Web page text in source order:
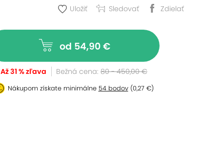
Uložiť Sledovať Zdielať
od 54,90 €
Až 31 % zľava Bežná cena: 80 - 450,00 €
Nákupom získate minimálne 54 bodov(0,27 €)